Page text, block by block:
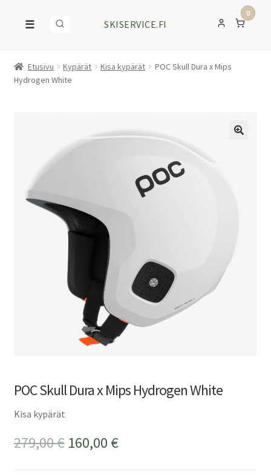
☰ SKISERVICE.FI
0
Etusivu Kypärät Kisa kypärät
POC Skull Dura x Mips
Hydrogen White
POC Skull Dura x Mips Hydrogen White
Kisa kypärät
279,00€ Alkuperäinen
hinta
160,00 €Nykyinen
hinta